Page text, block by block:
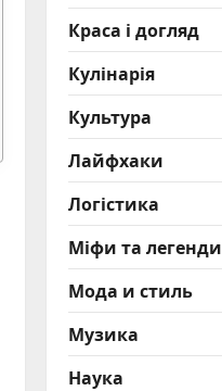
Краса і догляд
Кулінарія
Культура
Лайфхаки
Логістика
Міфи та легенди
Мода и стиль
Музика
Наука